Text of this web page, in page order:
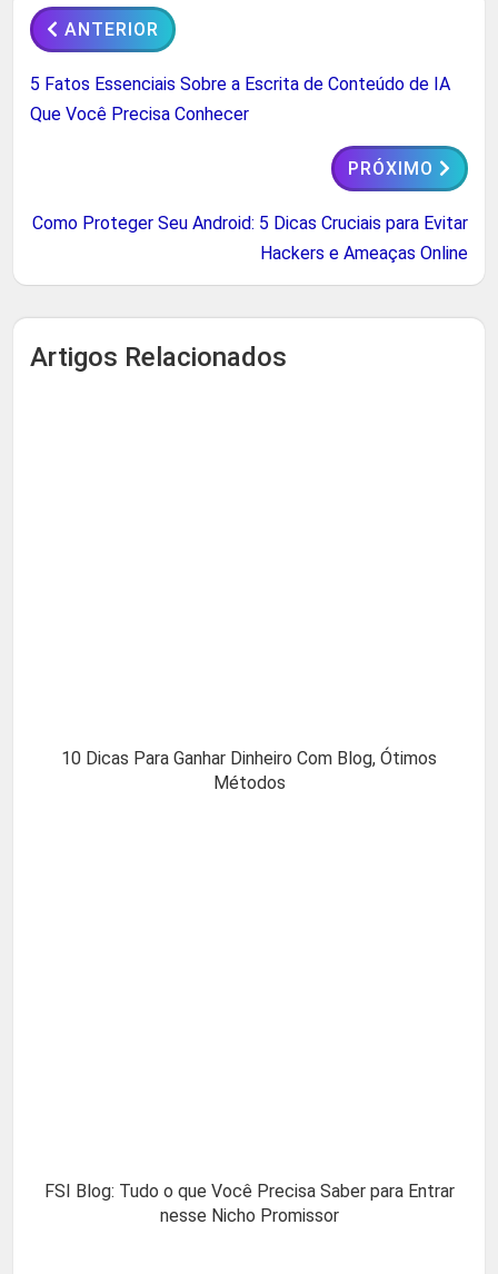
ANTERIOR
5 Fatos Essenciais Sobre a Escrita de Conteúdo de IA
Que Você Precisa Conhecer
PRÓXIMO
Como Proteger Seu Android: 5 Dicas Cruciais para Evitar
Hackers e Ameaças Online
Artigos Relacionados
10 Dicas Para Ganhar Dinheiro Com Blog, Ótimos
Métodos
FSI Blog: Tudo o que Você Precisa Saber para Entrar
nesse Nicho Promissor